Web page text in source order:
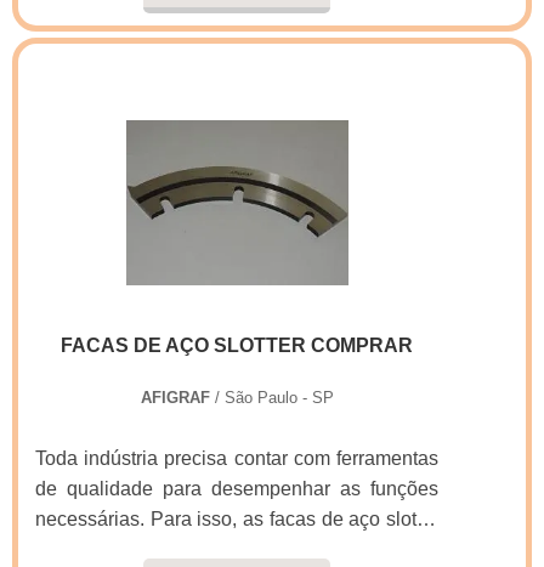
garantia de adquirir produtos que solucionem
qualquer demanda. Quando o desejo é por
final.DIFERENCIAIS IMPORTANTES DE
FACA EMBALAGEM CAIXAA Real Laser
Facas foca seus recursos em criar uma
são realizadas as atividades e logística
isso para oferecer faca embalagem caixa com
uma companhia demonstrar competência,
atuação. A Real Laser Facas se mostra
referência por ter: Atendimento personalizado;
Colaboradores eficientes; Oito anos de
experiência no segmento; Preço justo.Não
FACAS DE AÇO SLOTTER COMPRAR
AFIGRAF/ São Paulo - SP
Toda indústria precisa contar com ferramentas
de qualidade para desempenhar as funções
necessárias. Para isso, as facas de aço slotter